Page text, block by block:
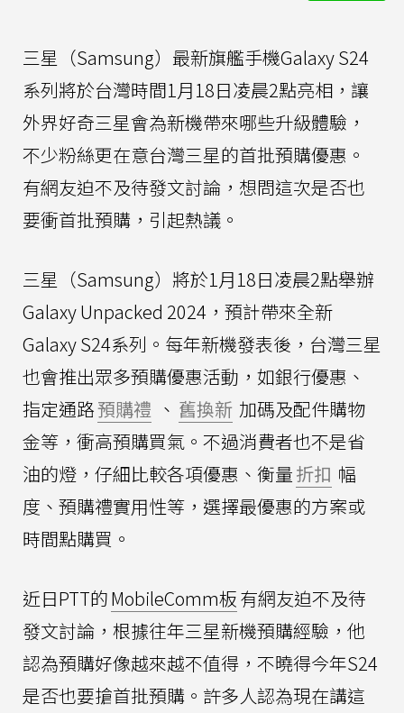
三星（Samsung）最新旗艦手機Galaxy S24
系列將於台灣時間1月18日凌晨2點亮相，讓
外界好奇三星會為新機帶來哪些升級體驗，
不少粉絲更在意台灣三星的首批預購優惠。
有網友迫不及待發文討論，想問這次是否也
要衝首批預購，引起熱議。
三星（Samsung）將於1月18日凌晨2點舉辦
Galaxy Unpacked 2024，預計帶來全新
Galaxy S24系列。每年新機發表後，台灣三星
也會推出眾多預購優惠活動，如銀行優惠、
指定通路預購禮 、 舊換新 加碼及配件購物
金等，衝高預購買氣。不過消費者也不是省
油的燈，仔細比較各項優惠、衡量折扣 幅
度、預購禮實用性等，選擇最優惠的方案或
時間點購買。
近日PTT的MobileComm板有網友迫不及待
發文討論，根據往年三星新機預購經驗，他
認為預購好像越來越不值得，不曉得今年S24
是否也要搶首批預購。許多人認為現在講這